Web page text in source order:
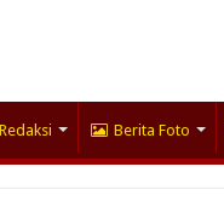
Redaksi Berita Foto